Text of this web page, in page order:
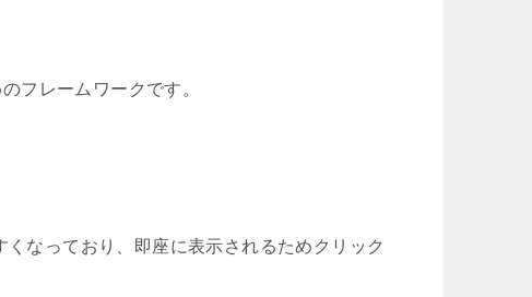
フレームワークです。
なっており、即座に表示されるためクリック